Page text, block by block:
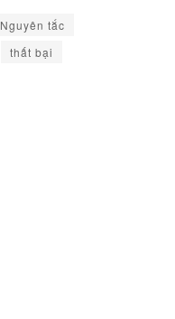
Nguyên tắc
thất bại